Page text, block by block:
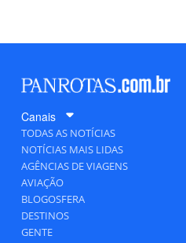
Canais
TODAS AS NOTÍCIAS
NOTÍCIAS MAIS LIDAS
AGÊNCIAS DE VIAGENS
AVIAÇÃO
BLOGOSFERA
DESTINOS
GENTE